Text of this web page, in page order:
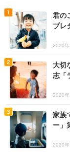
君の
ブレ
2020年
大切
志「
2020年
家族
ー」
2020年